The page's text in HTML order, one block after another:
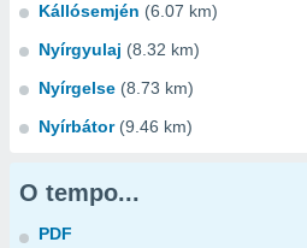
Kállósemjén (6.07 km)
Nyírgyulaj (8.32 km)
Nyírgelse (8.73 km)
Nyírbátor (9.46 km)
O tempo...
PDF